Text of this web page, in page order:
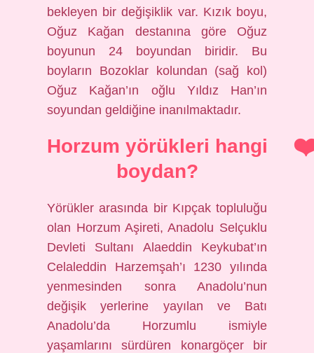
bekleyen bir değişiklik var. Kızık boyu,
Oğuz Kağan destanına göre Oğuz
boyunun 24 boyundan biridir. Bu
boyların Bozoklar kolundan (sağ kol)
Oğuz Kağan’ın oğlu Yıldız Han’ın
soyundan geldiğine inanılmaktadır.
Horzum yörükleri hangi
boydan?
Yörükler arasında bir Kıpçak topluluğu
olan Horzum Aşireti, Anadolu Selçuklu
Devleti Sultanı Alaeddin Keykubat’ın
Celaleddin Harzemşah’ı 1230 yılında
yenmesinden sonra Anadolu’nun
değişik yerlerine yayılan ve Batı
Anadolu’da Horzumlu ismiyle
yaşamlarını sürdüren konargöçer bir